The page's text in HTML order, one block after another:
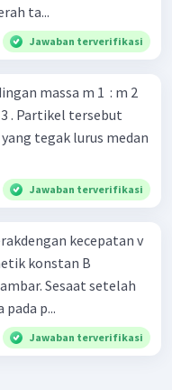
ta...
Jawaban terverifikasi
massa m 1 ​ : m 2
3 . Partikel tersebut
tegak lurus medan
Jawaban terverifikasi
kecepatan v
konstan B
setelah
p...
Jawaban terverifikasi